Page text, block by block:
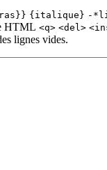
{italique} -
HTML <q> <del>
lignes vides.